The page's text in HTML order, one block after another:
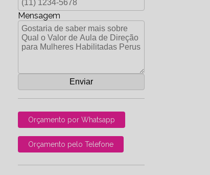
Mensagem
Orçamento por Whatsapp
Orçamento pelo Telefone